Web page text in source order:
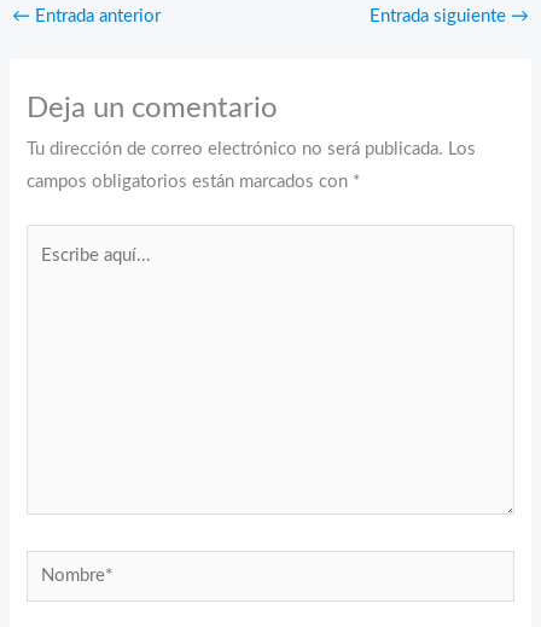
← Entrada anterior Entrada siguiente →
Deja un comentario
Tu dirección de correo electrónico no será publicada. Los
campos obligatorios están marcados con *
Nombre*